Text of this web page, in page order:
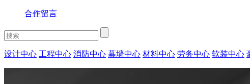
合作留言
设计中心 工程中心 消防中心 幕墙中心 材料中心 劳务中心 软装中心